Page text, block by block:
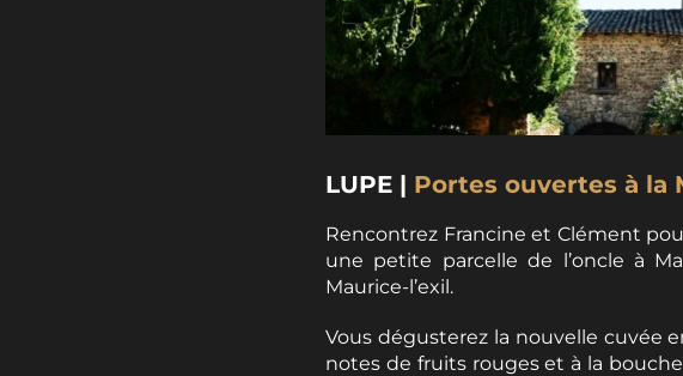
LUPE | Portes ouvertes à la
Rencontrez Francine et Clément
une petite parcelle de l’oncle à
Maurice-l’exil.
Vous dégusterez la nouvelle cuvée
notes de fruits rouges et à la